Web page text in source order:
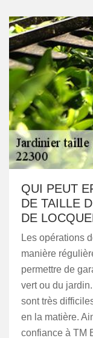
QUI PEUT
DE TAILLE
DE
Les opérations
manière
permettre de
vert ou du
sont très
en la matière.
confiance à TM